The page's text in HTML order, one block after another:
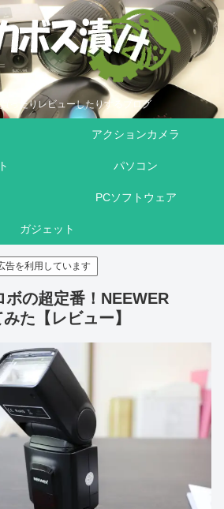
ったりレビューしたりするブログ
アクションカメラ
パソコン
PCソフトウェア
ガジェット
告を利用しています
ボの超定番！NEEWER
た【レビュー】